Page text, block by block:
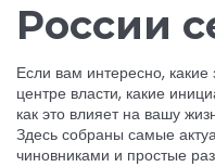
России
Если вам интересно,
центре власти, какие
как это влияет на вашу
Здесь собраны самые
чиновниками и простые